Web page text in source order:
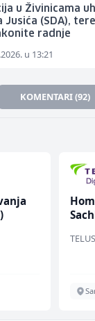
u Živinicama
Jusića (SDA),
radnje
u 13:21
KOMENTARI (92)